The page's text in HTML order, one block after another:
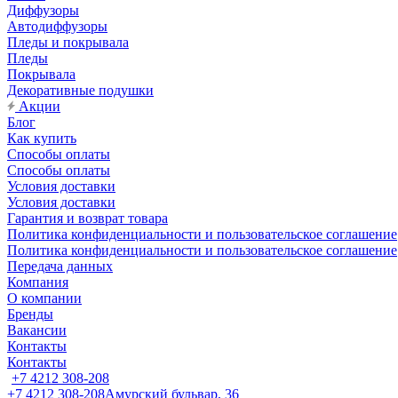
Диффузоры
Автодиффузоры
Пледы и покрывала
Пледы
Покрывала
Декоративные подушки
Акции
Блог
Как купить
Способы оплаты
Способы оплаты
Условия доставки
Условия доставки
Гарантия и возврат товара
Политика конфиденциальности и пользовательское соглашение
Политика конфиденциальности и пользовательское соглашение
Передача данных
Компания
О компании
Бренды
Вакансии
Контакты
Контакты
+7 4212 308-208
+7 4212 308-208Амурский бульвар, 36